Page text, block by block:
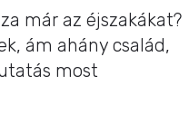
már az éjszakákat?
ám ahány család,
most